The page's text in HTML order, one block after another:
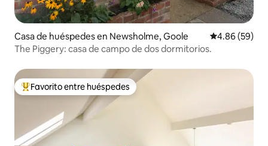
Casa de huéspedes en Newsholme, Goole Calificación
4.86 (59)
The Piggery: casa de campo de dos dormitorios.
Favorito entre huéspedes preferido
Favorito entre huéspedes